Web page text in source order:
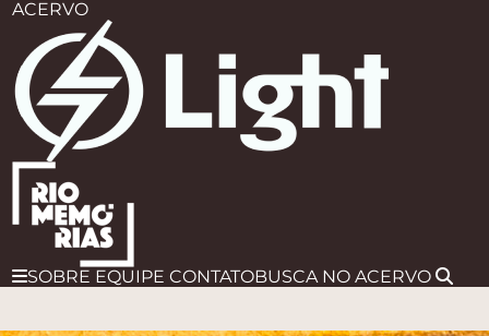
ACERVO
SOBRE EQUIPE CONTATOBUSCA NO ACERVO